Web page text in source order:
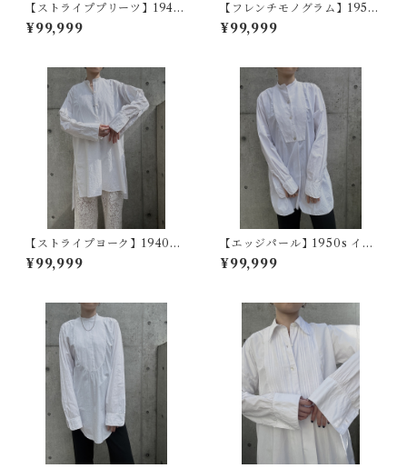
【ストライププリーツ】1940
s フランスヴィンテージドレス
シャツ
¥99,999
【フレンチモノグラム】1950
~60s フランスヴィンテージド
レスシャツ
¥99,999
【ストライプヨーク】1940~5
0s フランスヴィンテージドレ
スシャツ
¥99,999
【エッジパール】1950s イギ
リスヴィンテージドレスシャ
ツ
¥99,999